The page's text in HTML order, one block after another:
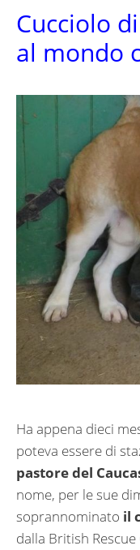
Cucciolo
al mondo
Ha appena dieci
poteva essere di
pastore del
nome, per le sue
soprannominato il
dalla British Rescue